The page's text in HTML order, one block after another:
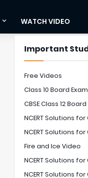
WATCH VIDEO
Important
Free Videos
Class 10 Board
CBSE Class 12
NCERT Solutions for
NCERT Solutions
Fire and Ice Video
NCERT Solutions
NCERT Solutions